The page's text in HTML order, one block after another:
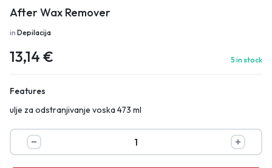
After Wax Remover
in Depilacija
13,14 € 5 in stock
Features
ulje za odstranjivanje voska 473 ml